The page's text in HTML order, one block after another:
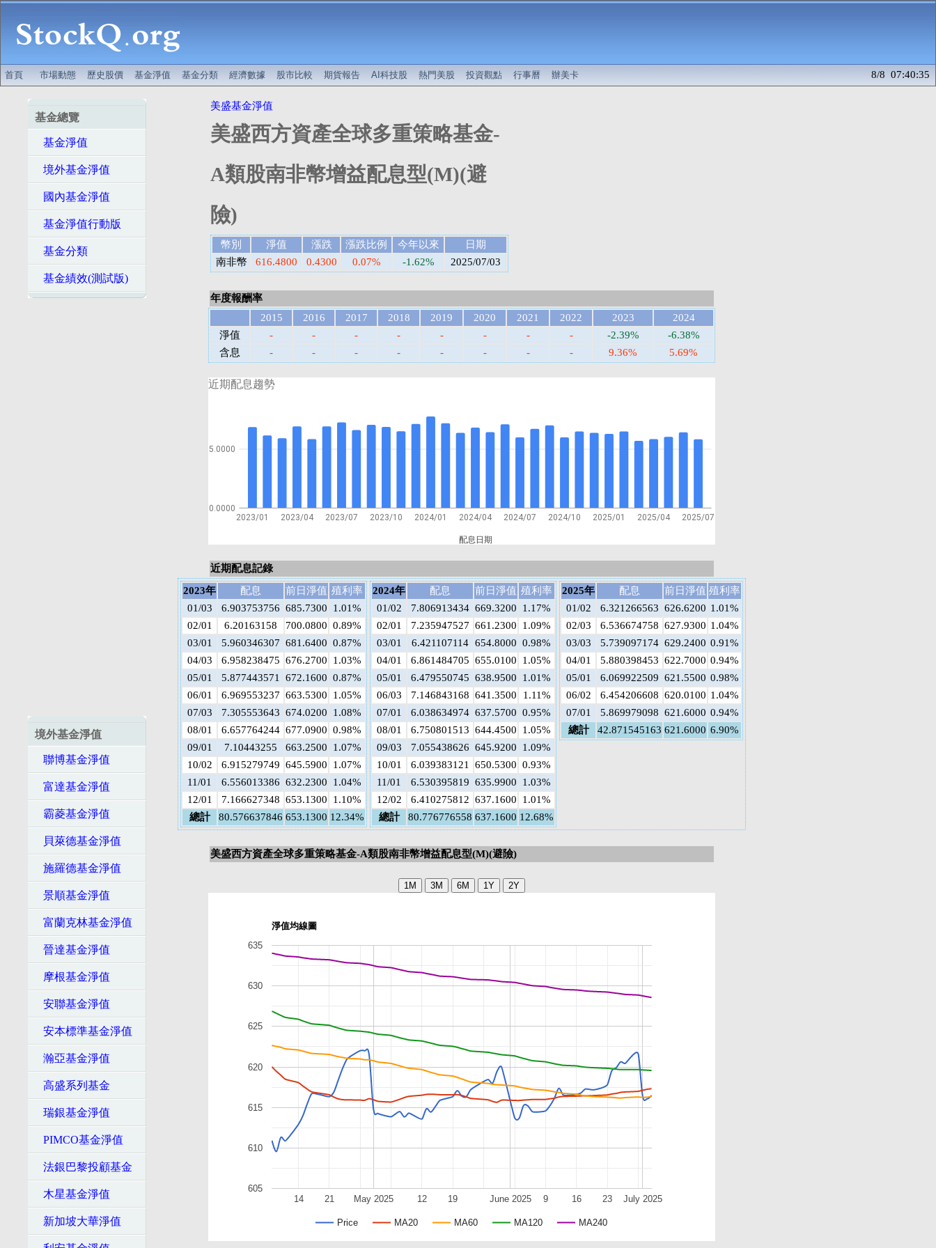
首頁 市場動態 歷史股價 基金淨值 基金分類 經濟數據 股市比較 期貨報告 AI科技股 熱門美股 投資觀點 行事曆 辦美卡 8/8 07:40:35
基金總覽
基金淨值
境外基金淨值
國內基金淨值
基金淨值行動版
基金分類
基金績效(測試版)
境外基金淨值
聯博基金淨值
富達基金淨值
霸菱基金淨值
貝萊德基金淨值
施羅德基金淨值
景順基金淨值
富蘭克林基金淨值
晉達基金淨值
摩根基金淨值
安聯基金淨值
安本標準基金淨值
瀚亞基金淨值
高盛系列基金
瑞銀基金淨值
PIMCO基金淨值
法銀巴黎投顧基金
木星基金淨值
新加坡大華淨值
美盛基金淨值
美盛西方資產全球多重策略基金-
A類股南非幣增益配息型(M)(避
險)
幣別 淨值 漲跌 漲跌比例 今年以來
日期
南非幣
616.4800 0.4300 0.07% -1.62% 2025/07/03
年度報酬率
2015
2016 2017 2018 2019 2020 2021 2022 2023
2024
淨值
- - - - - - - - -2.39%
-6.38%
含息
- - - - - - - - 9.36% 5.69%
近期配息趨勢
2023/01 2023/04 2023/07 2023/10 2024/01 2024/04 2024/07 2024/10 2025/01 2025/04 2025/07
配息日期
0.0000
5.0000
近期配息記錄
2023年
配息 前日淨值 殖利率
01/03
6.903753756 685.7300
1.01%
02/01
6.20163158 700.0800 0.89%
03/01
5.960346307 681.6400 0.87%
04/03
6.958238475 676.2700
1.03%
05/01
5.877443571 672.1600 0.87%
06/01
6.969553237 663.5300
1.05%
07/03
7.305553643 674.0200
1.08%
08/01
6.657764244 677.0900 0.98%
09/01
7.10443255 663.2500
1.07%
10/02
6.915279749 645.5900
1.07%
11/01
6.556013386 632.2300
1.04%
12/01
7.166627348 653.1300
1.10%
總計
80.576637846 653.1300 12.34%
2024年 配息 前日淨值 殖利率
01/02
7.806913434 669.3200
1.17%
02/01
7.235947527 661.2300
1.09%
03/01
6.421107114 654.8000 0.98%
04/01
6.861484705 655.0100
1.05%
05/01
6.479550745 638.9500
1.01%
06/03
7.146843168 641.3500
1.11%
07/01
6.038634974 637.5700 0.95%
08/01
6.750801513 644.4500
1.05%
09/03
7.055438626 645.9200
1.09%
10/01
6.039383121 650.5300 0.93%
11/01
6.530395819 635.9900
1.03%
12/02
6.410275812 637.1600
1.01%
總計
80.776776558 637.1600 12.68%
2025年 配息 前日淨值 殖利率
01/02
6.321266563 626.6200 1.01%
02/03
6.536674758 627.9300 1.04%
03/03
5.739097174 629.2400 0.91%
04/01
5.880398453 622.7000 0.94%
05/01
6.069922509 621.5500 0.98%
06/02
6.454206608 620.0100 1.04%
07/01
5.869979098 621.6000 0.94%
總計
42.871545163 621.6000 6.90%
美盛西方資產全球多重策略基金-A類股南非幣增益配息型(M)(避險)
淨值均線圖
Price MA20 MA60 MA120 MA240
May 2025 June 2025 July 2025
14 21 12 19 9 16 23
605
610
615
620
625
630
635